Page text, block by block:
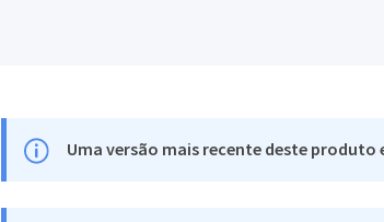
Uma versão mais recente deste produto